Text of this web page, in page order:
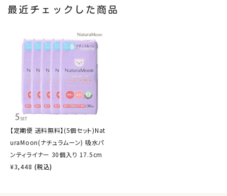
最近チェックした商品
【定期便 送料無料】(5個セット)Nat
uraMoon(ナチュラムーン) 吸水パ
ンティライナー 30個入り 17.5cm
¥3,448 (税込)